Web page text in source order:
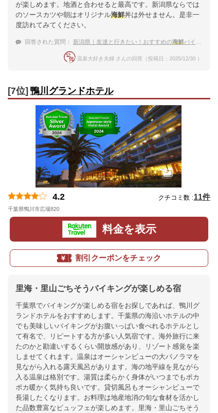
が楽しめます。地酒と合わせると最高です。新潟県ならでは
のソースカツや朝はオリジナル海鮮丼は外せません。是非一
度訪れてみてください。
回答された質問： 新潟県｜友達と行きたい！おすすめの海鮮バイキングがある宿は？
温泉大好き夫婦 さんの回答（投稿日：2025/12/30 ）
[7位] 鴨川グランドホテル
4.2 クチコミ数 :11件
千葉県鴨川市広場820
料金を表示
割引クーポンをチェック
里海・里山ごちそうバイキングが楽しめる宿
千葉県でバイキングが楽しめる宿をお探しであれば、鴨川グ
ランドホテルをおすすめします。千葉県の海沿いホテルの中
でも美味しいバイキングがお腹いっぱい食べれるホテルとし
て有名で、リピートする方が多い人気宿です。海外旅行に来
たのかと勘違いするくらい開放感があり、リゾート感覚を楽
しませてくれます。温泉はオーシャンビューの大パノラマを
見ながら入れる露天風呂があります。海の地平線を見ながら
入る温泉は格別です。湯質は柔らかく身体がいつまでもポカ
ポカ暖かく気持ち良いです。貸切風呂もオーシャンビューで
長湯したくなります。お料理は地産地消の旬な食材を活かし
た品数豊富なビュッフェが楽しめます。里海・里山ごちそう